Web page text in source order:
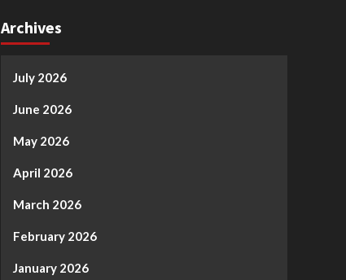
Archives
July 2026
June 2026
May 2026
April 2026
March 2026
February 2026
January 2026